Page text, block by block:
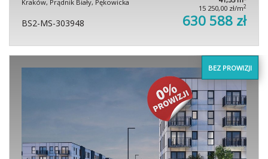
Kraków, Prądnik Biały, Pękowicka
15 250,00 zł/m2
BS2-MS-303948 630 588 zł
BEZ PROWIZJI